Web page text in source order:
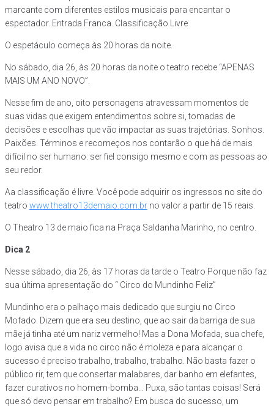
marcante com diferentes estilos musicais para encantar o
espectador. Entrada Franca. Classificação Livre
O espetáculo começa às 20 horas da noite.
No sábado, dia 26, às 20 horas da noite o teatro recebe “APENAS
MAIS UM ANO NOVO”.
Nesse fim de ano, oito personagens atravessam momentos de
suas vidas que exigem entendimentos sobre si, tomadas de
decisões e escolhas que vão impactar as suas trajetórias. Sonhos.
Paixões. Términos e recomeços nos contarão o que há de mais
difícil no ser humano: ser fiel consigo mesmo e com as pessoas ao
seu redor.
Aa classificação é livre. Você pode adquirir os ingressos no site do
teatro www.theatro13demaio.com.br no valor a partir de 15 reais.
O Theatro 13 de maio fica na Praça Saldanha Marinho, no centro.
Dica 2
Nesse sábado, dia 26, às 17 horas da tarde o Teatro Porque não faz
sua última apresentação do “ Circo do Mundinho Feliz”
Mundinho era o palhaço mais dedicado que surgiu no Circo
Mofado. Dizem que era seu destino, que ao sair da barriga de sua
mãe já tinha até um nariz vermelho! Mas a Dona Mofada, sua chefe,
logo avisa que a vida no circo não é moleza e para alcançar o
sucesso é preciso trabalho, trabalho, trabalho. Não basta fazer o
público rir, tem que consertar malabares, dar banho em elefantes,
fazer curativos no homem-bomba… Puxa, são tantas coisas! Será
que só devo pensar em trabalho? Em busca do sucesso, um